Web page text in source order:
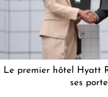
Le premier hôtel Hyatt
ses